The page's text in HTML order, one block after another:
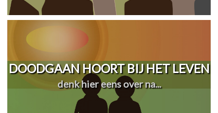
DOODGAAN HOORT BIJ HET LEVEN
denk hier eens over na...